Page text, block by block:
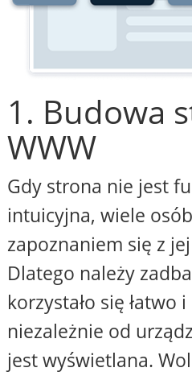
1. Budowa
WWW
Gdy strona nie jest
intuicyjna, wiele
zapoznaniem się z
Dlatego należy
korzystało się łatwo i
niezależnie od
jest wyświetlana.